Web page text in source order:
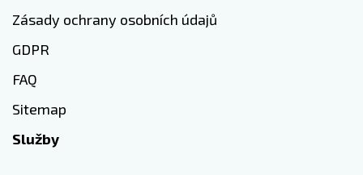
Zásady ochrany osobních údajů
GDPR
FAQ
Sitemap
Služby